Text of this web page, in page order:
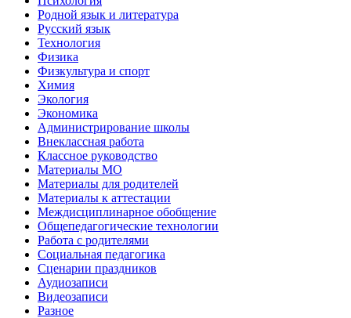
Родной язык и литература
Русский язык
Технология
Физика
Физкультура и спорт
Химия
Экология
Экономика
Администрирование школы
Внеклассная работа
Классное руководство
Материалы МО
Материалы для родителей
Материалы к аттестации
Междисциплинарное обобщение
Общепедагогические технологии
Работа с родителями
Социальная педагогика
Сценарии праздников
Аудиозаписи
Видеозаписи
Разное